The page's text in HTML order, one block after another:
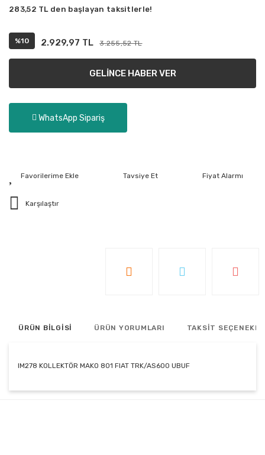
283,52 TL den başlayan taksitlerle!
%10 2.929,97 TL 3.255,52 TL
GELİNCE HABER VER
WhatsApp Sipariş
Tavsiye Et Fiyat Alarmı
Karşılaştır
ÜRÜN BİLGİSİ ÜRÜN YORUMLARI TAKSİT
IM278 KOLLEKTÖR MAKO 801 FIAT TRK/AS600 UBUF